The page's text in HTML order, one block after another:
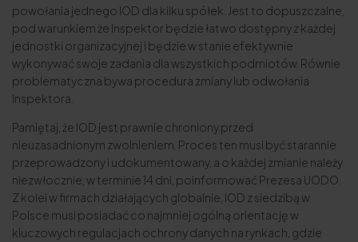
powołania jednego IOD dla kilku spółek. Jest to dopuszczalne,
pod warunkiem że Inspektor będzie łatwo dostępny z każdej
jednostki organizacyjnej i będzie w stanie efektywnie
wykonywać swoje zadania dla wszystkich podmiotów. Równie
problematyczna bywa procedura zmiany lub odwołania
Inspektora.
Pamiętaj, że IOD jest prawnie chroniony przed
nieuzasadnionym zwolnieniem. Proces ten musi być starannie
przeprowadzony i udokumentowany, a o każdej zmianie należy
niezwłocznie, w terminie 14 dni, poinformować Prezesa UODO.
Z kolei w firmach działających globalnie, IOD z siedzibą w
Polsce musi posiadać co najmniej ogólną orientację w
kluczowych regulacjach ochrony danych na rynkach, gdzie